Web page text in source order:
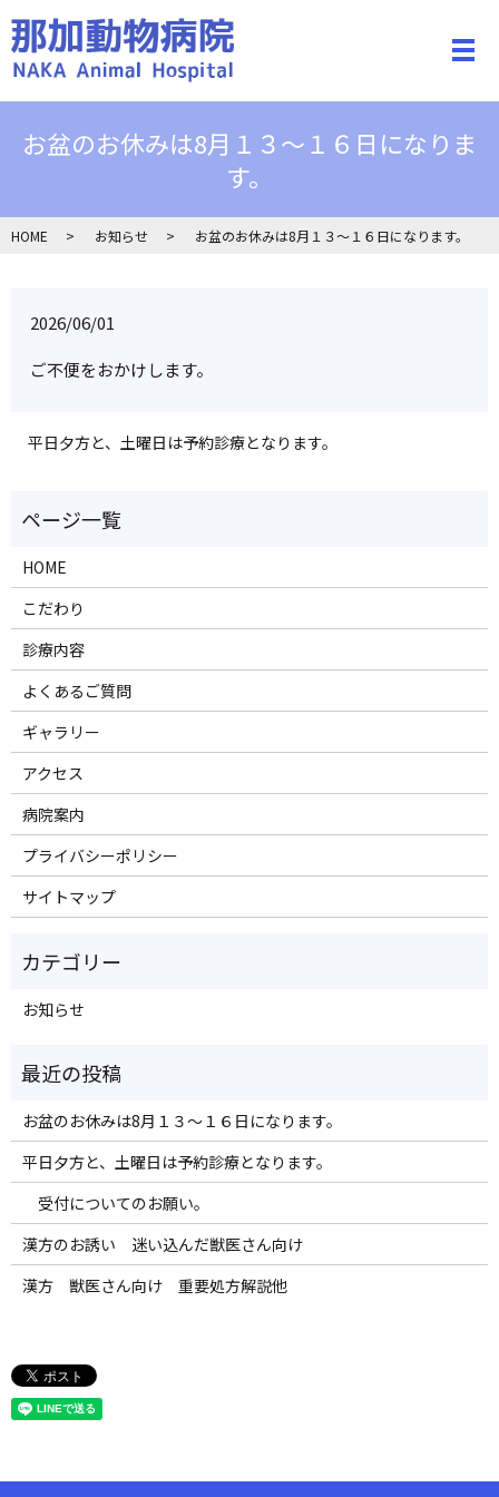
メ
お盆のお休みは8月１３～１６日になりま
す。
HOME お知らせ お盆のお休みは8月１３～１６日になります。
2026/06/01
ご不便をおかけします。
平日夕方と、土曜日は予約診療となります。
HOME
こだわり
診療内容
よくあるご質問
ギャラリー
アクセス
病院案内
プライバシーポリシー
サイトマップ
お知らせ
お盆のお休みは8月１３～１６日になります。
平日夕方と、土曜日は予約診療となります。
受付についてのお願い。
漢方のお誘い 迷い込んだ獣医さん向け
漢方 獣医さん向け 重要処方解説他